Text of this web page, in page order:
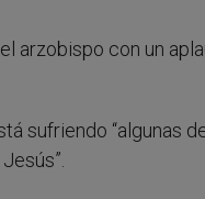
arzobispo con un
sufriendo “algunas